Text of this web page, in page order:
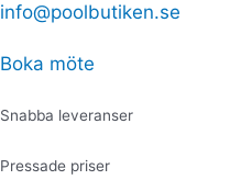
Hoppa
innehåll
info@poolbutiken.se
Boka möte
Snabba leveranser
Pressade priser
Produktsökning
Produktsökning